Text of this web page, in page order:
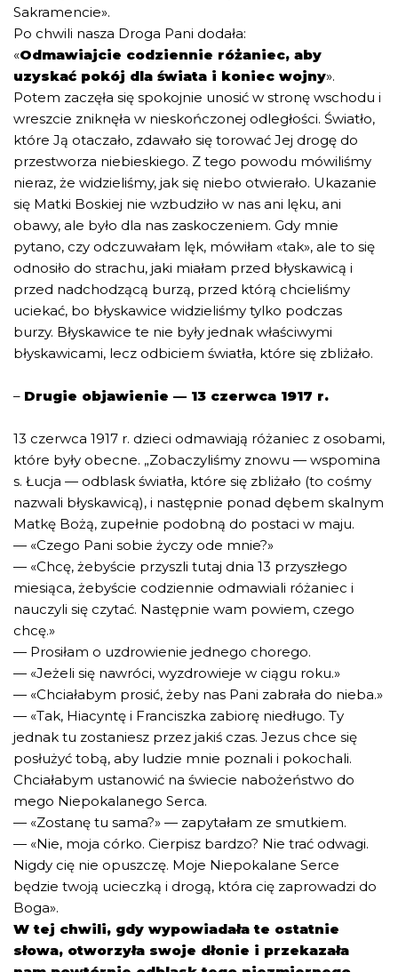
Sakramencie».
Po chwili nasza Droga Pani dodała:
«Odmawiajcie codziennie różaniec, aby
uzyskać pokój dla świata i koniec wojny».
Potem zaczęła się spokojnie unosić w stronę wschodu i
wreszcie zniknęła w nieskończonej odległości. Światło,
które Ją otaczało, zdawało się torować Jej drogę do
przestworza niebieskiego. Z tego powodu mówiliśmy
nieraz, że widzieliśmy, jak się niebo otwierało. Ukazanie
się Matki Boskiej nie wzbudziło w nas ani lęku, ani
obawy, ale było dla nas zaskoczeniem. Gdy mnie
pytano, czy odczuwałam lęk, mówiłam «tak», ale to się
odnosiło do strachu, jaki miałam przed błyskawicą i
przed nadchodzącą burzą, przed którą chcieliśmy
uciekać, bo błyskawice widzieliśmy tylko podczas
burzy. Błyskawice te nie były jednak właściwymi
błyskawicami, lecz odbiciem światła, które się zbliżało.
– Drugie objawienie — 13 czerwca 1917 r.
13 czerwca 1917 r. dzieci odmawiają różaniec z osobami,
które były obecne. „Zobaczyliśmy znowu — wspomina
s. Łucja — odblask światła, które się zbliżało (to cośmy
nazwali błyskawicą), i następnie ponad dębem skalnym
Matkę Bożą, zupełnie podobną do postaci w maju.
— «Czego Pani sobie życzy ode mnie?»
— «Chcę, żebyście przyszli tutaj dnia 13 przyszłego
miesiąca, żebyście codziennie odmawiali różaniec i
nauczyli się czytać. Następnie wam powiem, czego
chcę.»
— Prosiłam o uzdrowienie jednego chorego.
— «Jeżeli się nawróci, wyzdrowieje w ciągu roku.»
— «Chciałabym prosić, żeby nas Pani zabrała do nieba.»
— «Tak, Hiacyntę i Franciszka zabiorę niedługo. Ty
jednak tu zostaniesz przez jakiś czas. Jezus chce się
posłużyć tobą, aby ludzie mnie poznali i pokochali.
Chciałabym ustanowić na świecie nabożeństwo do
mego Niepokalanego Serca.
— «Zostanę tu sama?» — zapytałam ze smutkiem.
— «Nie, moja córko. Cierpisz bardzo? Nie trać odwagi.
Nigdy cię nie opuszczę. Moje Niepokalane Serce
będzie twoją ucieczką i drogą, która cię zaprowadzi do
Boga».
W tej chwili, gdy wypowiadała te ostatnie
słowa, otworzyła swoje dłonie i przekazała